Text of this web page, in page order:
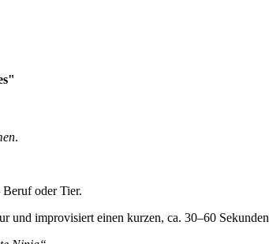
.
Beruf oder Tier.
und improvisiert einen kurzen, ca. 30–60